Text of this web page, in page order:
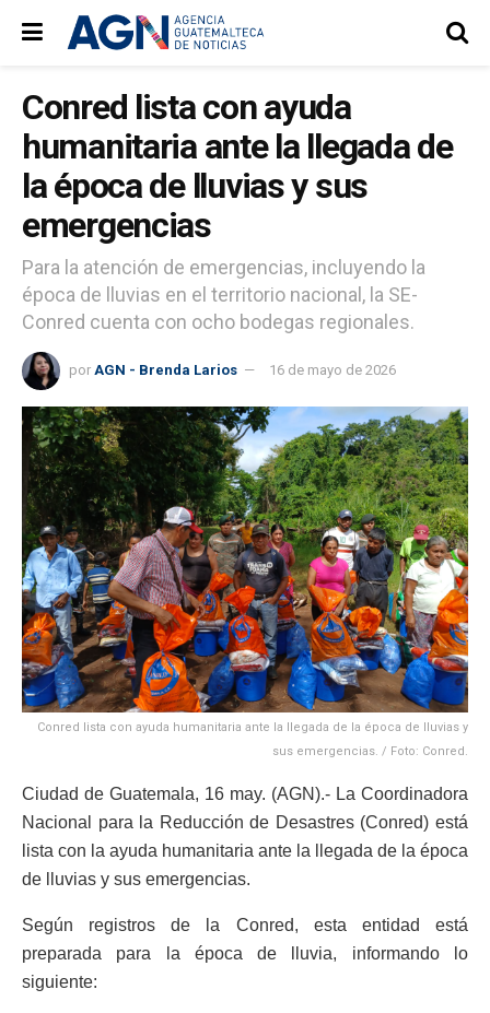
Conred lista con ayuda
humanitaria ante la llegada de
la época de lluvias y sus
emergencias
Para la atención de emergencias, incluyendo la
época de lluvias en el territorio nacional, la SE-
Conred cuenta con ocho bodegas regionales.
por AGN - Brenda Larios 16 de mayo de 2026
Conred lista con ayuda humanitaria ante la llegada de la época de lluvias y
sus emergencias. / Foto: Conred.
Ciudad de Guatemala, 16 may. (AGN).- La Coordinadora
Nacional para la Reducción de Desastres (Conred) está
lista con la ayuda humanitaria ante la llegada de la época
de lluvias y sus emergencias.
Según registros de la Conred, esta entidad está
preparada para la época de lluvia, informando lo
siguiente: